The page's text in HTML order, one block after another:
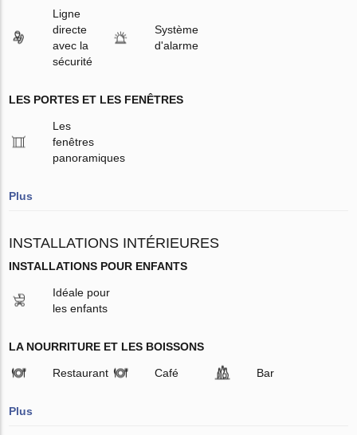
Ligne
directe
avec la
sécurité
Système
d'alarme
LES PORTES ET LES FENÊTRES
Les
fenêtres
panoramiques
Plus
INSTALLATIONS INTÉRIEURES
INSTALLATIONS POUR ENFANTS
Idéale pour
les enfants
LA NOURRITURE ET LES BOISSONS
Restaurant Café Bar
Plus